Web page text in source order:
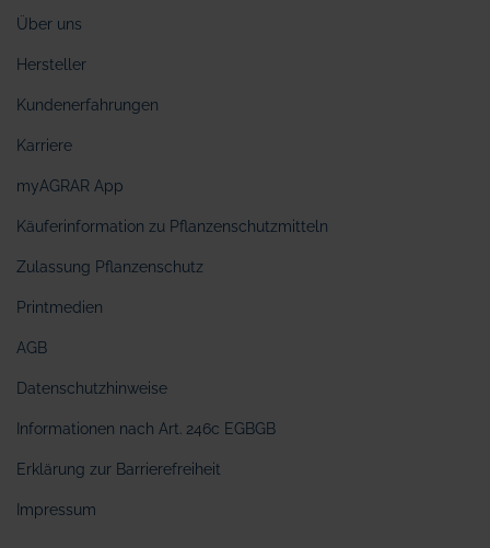
Über uns
Hersteller
Kundenerfahrungen
Karriere
myAGRAR App
Käuferinformation zu Pflanzenschutzmitteln
Zulassung Pflanzenschutz
Printmedien
AGB
Datenschutzhinweise
Informationen nach Art. 246c EGBGB
Erklärung zur Barrierefreiheit
Impressum